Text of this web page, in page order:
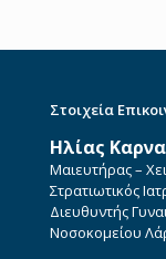
Στοιχεία
Ηλίας
Μαιευτήρας –
Στρατιωτικός
Διευθυντής
Νοσοκομείου